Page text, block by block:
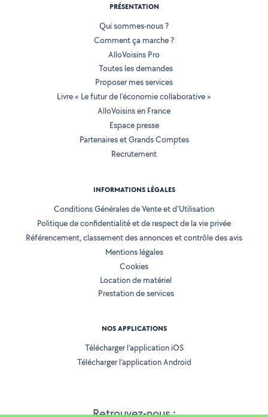
Retrouvez-nous :
PRÉSENTATION
Qui sommes-nous ?
Comment ça marche ?
AlloVoisins Pro
Toutes les demandes
Proposer mes services
Livre « Le futur de l'économie collaborative »
AlloVoisins en France
Espace presse
Partenaires et Grands Comptes
Recrutement
INFORMATIONS LÉGALES
Conditions Générales de Vente et d'Utilisation
Politique de confidentialité et de respect de la vie privée
Référencement, classement des annonces et contrôle des avis
Mentions légales
Cookies
Location de matériel
Prestation de services
NOS APPLICATIONS
Télécharger l’application iOS
Télécharger l’application Android